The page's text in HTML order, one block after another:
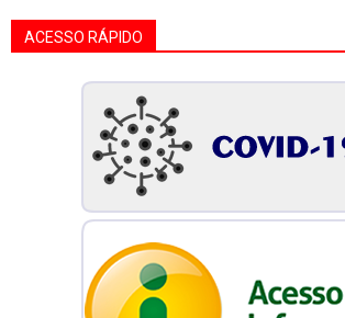
ACESSO RÁPIDO